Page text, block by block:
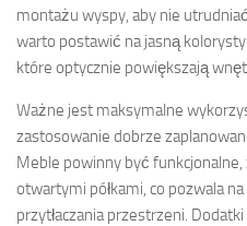
montażu wyspy, aby nie
warto postawić na jasną
które optycznie powiększają
Ważne jest maksymalne
zastosowanie dobrze
Meble powinny być
otwartymi półkami, co pozwala
przytłaczania przestrzeni.